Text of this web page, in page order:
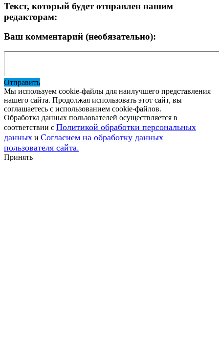
Текст, который будет отправлен нашим
редакторам:
Ваш комментарий (необязательно):
Отправить
Мы используем cookie-файлы для наилучшего представления
нашего сайта. Продолжая использовать этот сайт, вы
соглашаетесь с использованием cookie-файлов.
Обработка данных пользователей осуществляется в
соответствии с Политикой обработки персональных
данных и Согласием на обработку данных
пользователя сайта.
Принять